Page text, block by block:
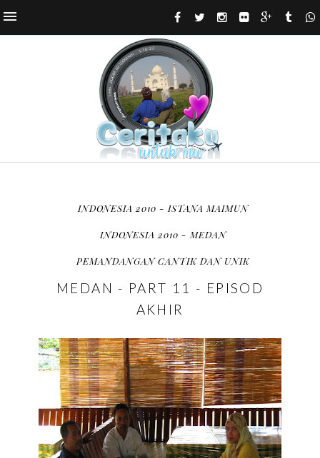
INDONESIA 2010 - ISTANA MAIMUN
INDONESIA 2010 - MEDAN
PEMANDANGAN CANTIK DAN UNIK
MEDAN - PART 11 - EPISOD
AKHIR